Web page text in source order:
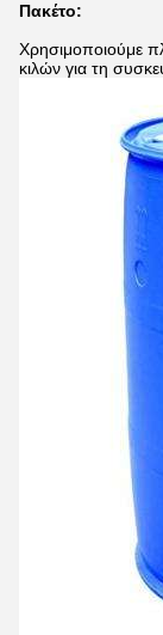
Πακέτο:
Χρησιμοποιούμε
κιλών για τη